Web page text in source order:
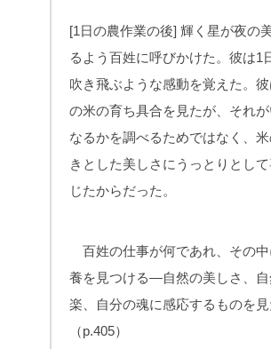
[1日の農作業の後] 輝く星が夜の
るよう百姓に呼びかけた。彼は1
吹き飛ぶような感動を覚えた。
の米の育ち具合を見たが、それ
なるかを調べるためではなく、
きとした美しさにうっとりとし
じたからだった。
百姓の仕事が何であれ、その中
養を見つける—自然の美しさ、
楽、自分の魂に感応するものを見
（p.405）